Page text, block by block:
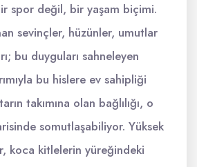
spor değil, bir yaşam biçimi.
sevinçler, hüzünler, umutlar
bu duyguları sahneleyen
bu hislere ev sahipliği
takımına olan bağlılığı, o
somutlaşabiliyor. Yüksek
koca kitlelerin yüreğindeki